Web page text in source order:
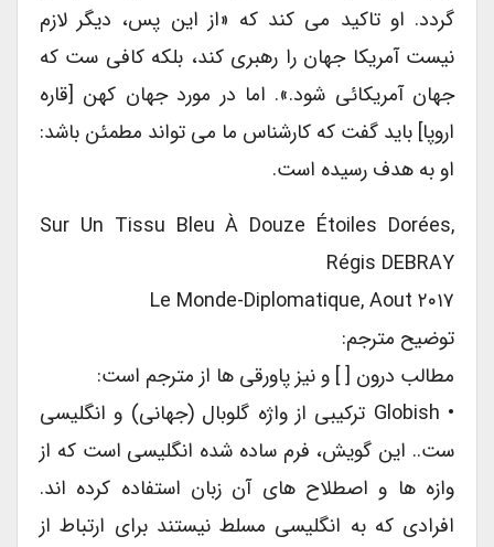
گردد. او تاکید می کند که «از این پس، دیگر لازم
نیست آمریکا جهان را رهبری کند، بلکه کافی ست که
جهان آمریکائی شود.». اما در مورد جهان کهن [قاره
اروپا] باید گفت که کارشناس ما می تواند مطمئن باشد:
او به هدف رسیده است.
Sur Un Tissu Bleu À Douze Étoiles Dorées,
Régis DEBRAY
Le Monde-Diplomatique, Aout ۲۰۱۷
توضیح مترجم:
مطالب درون [ ] و نیز پاورقی ها از مترجم است:
• Globish ترکیبی از واژه گلوبال (جهانی) و انگلیسی
ست.. این گویش، فرم ساده شده انگلیسی است که از
وازه ها و اصطلاح های آن زبان استفاده کرده اند.
افرادی که به انگلیسی مسلط نیستند برای ارتباط از